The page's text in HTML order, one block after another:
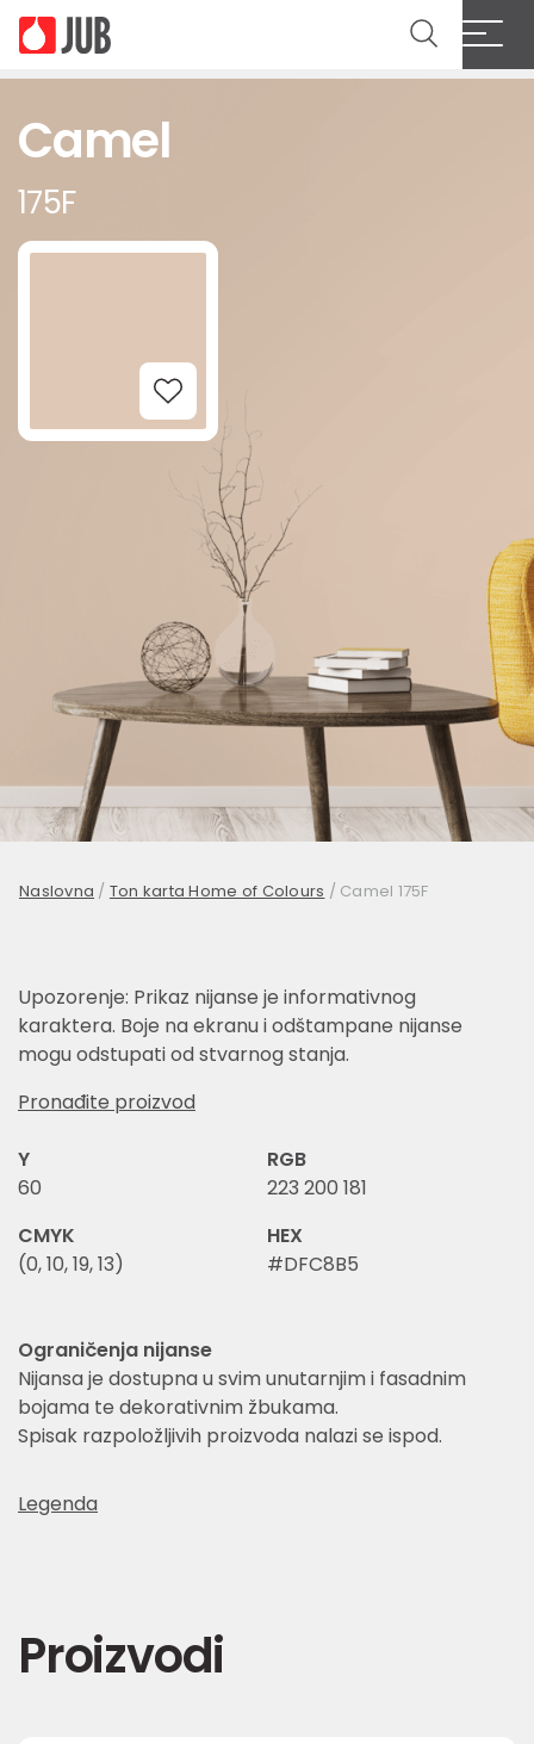
Camel
175F
Add to Wishlist
Naslovna / Ton karta Home of Colours / Camel 175F
Upozorenje: Prikaz nijanse je informativnog
karaktera. Boje na ekranu i odštampane nijanse
mogu odstupati od stvarnog stanja.
Pronađite proizvod
Y
60
RGB
223 200 181
CMYK
(0, 10, 19, 13)
HEX
#DFC8B5
Ograničenja nijanse
Nijansa je dostupna u svim unutarnjim i fasadnim
bojama te dekorativnim žbukama.
Spisak razpoložljivih proizvoda nalazi se ispod.
Legenda
Proizvodi